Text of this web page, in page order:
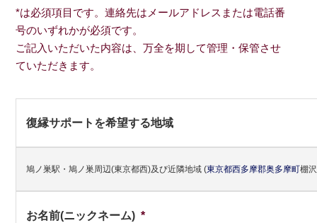
*は必須項目です。連絡先はメールアドレスまたは電話番
号のいずれかが必須です。
ご記入いただいた内容は、万全を期して管理・保管させ
ていただきます。
復縁サポートを希望する地域
鳩ノ巣駅・鳩ノ巣周辺(東京都西)及び近隣地域(東京都西多摩郡奥多摩町棚
お名前(ニックネーム) *